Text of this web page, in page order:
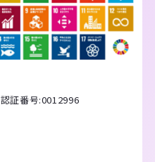
認証番号:0012996